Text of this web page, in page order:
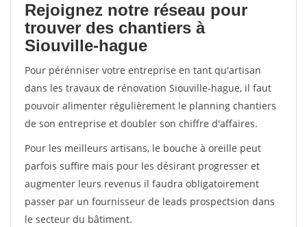
Rejoignez notre réseau pour
trouver des chantiers à
Siouville-hague
Pour pérénniser votre entreprise en tant qu'artisan
dans les travaux de rénovation Siouville-hague, il faut
pouvoir alimenter régulièrement le planning chantiers
de son entreprise et doubler son chiffre d'affaires.
Pour les meilleurs artisans, le bouche à oreille peut
parfois suffire mais pour les désirant progresser et
augmenter leurs revenus il faudra obligatoirement
passer par un fournisseur de leads prospectsion dans
le secteur du bâtiment.